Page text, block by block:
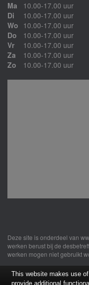
Ma
10.00-17.00 uur
Di
10.00-17.00 uur
Wo 10.00-17.00 uur
Do
10.00-17.00 uur
Vr
10.00-17.00 uur
Za
10.00-17.00 uur
Zo
10.00-17.00 uur
Deze site is onderdeel van
werken berust bij de
werken mogen niet gebruikt
This website makes use
provide additional